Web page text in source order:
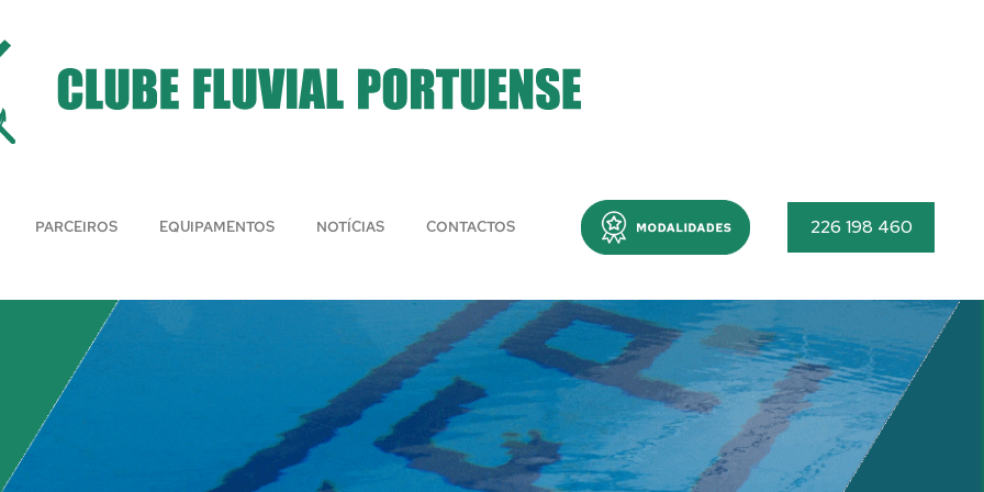
PARCEIROS EQUIPAMENTOS NOTÍCIAS CONTACTOS Menu 226 198 460